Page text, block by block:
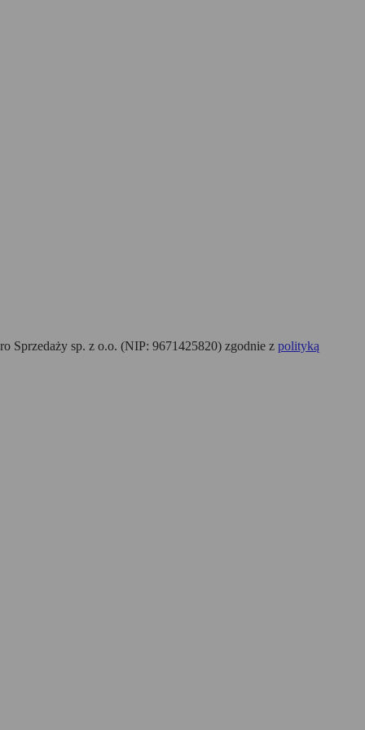
Sprzedaży sp. z o.o. (NIP: 9671425820) zgodnie z polityką